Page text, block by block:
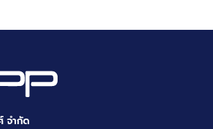
จำกัด